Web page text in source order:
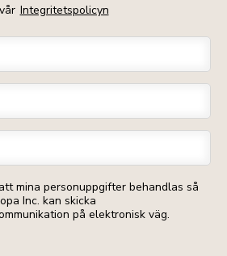
Integritetspolicyn
mina personuppgifter behandlas så
Inc. kan skicka
på elektronisk väg.